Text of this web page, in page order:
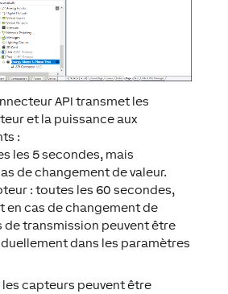
API transmet les
et la puissance aux
:
les 5 secondes, mais
de changement de valeur.
: toutes les 60 secondes,
en cas de changement de
de transmission peuvent être
dans les paramètres
capteurs peuvent être